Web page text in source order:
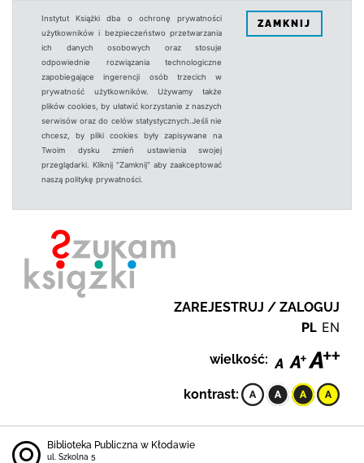
Instytut Książki dba o ochronę prywatności
użytkowników i bezpieczeństwo przetwarzania
ich danych osobowych oraz stosuje
odpowiednie rozwiązania technologiczne
zapobiegające ingerencji osób trzecich w
prywatność użytkowników. Używamy także
plików cookies, by ułatwić korzystanie z naszych
serwisów oraz do celów statystycznych.Jeśli nie
chcesz, by pliki cookies były zapisywane na
Twoim dysku zmień ustawienia swojej
przeglądarki. Kliknij "Zamknij" aby zaakceptować
naszą politykę prywatności.
ZAMKNIJ
ZAREJESTRUJ / ZALOGUJ
PL EN
wielkość:
kontrast:
Biblioteka Publiczna w Kłodawie
ul. Szkolna 5